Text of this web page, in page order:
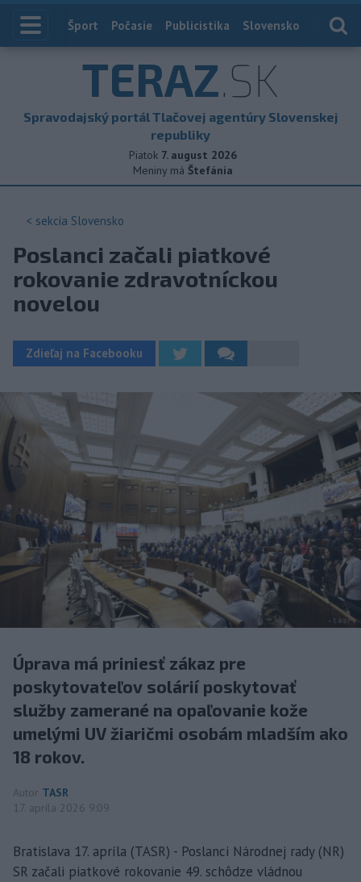
Index
Šport Počasie Publicistika Slovensko
TERAZ.SK
Spravodajský portál Tlačovej agentúry Slovenskej
republiky
Piatok 7. august 2026
Meniny má Štefánia
< sekcia Slovensko
Poslanci začali piatkové
rokovanie zdravotníckou
novelou
Zdieľaj na Facebooku
Úprava má priniesť zákaz pre
poskytovateľov solárií poskytovať
služby zamerané na opaľovanie kože
umelými UV žiaričmi osobám mladším ako
18 rokov.
Autor TASR
17. apríla 2026 9:09
Bratislava 17. apríla (TASR) - Poslanci Národnej rady (NR)
SR začali piatkové rokovanie 49. schôdze vládnou